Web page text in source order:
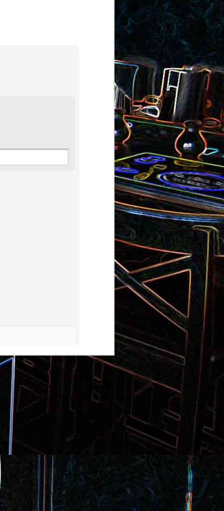
Quiche sans pâte au chorizo
et aux pommes de terre
Pizza aux pommes de terre et
aux tomates séchées
de Salade de thon aux câpres et
aux deux olives